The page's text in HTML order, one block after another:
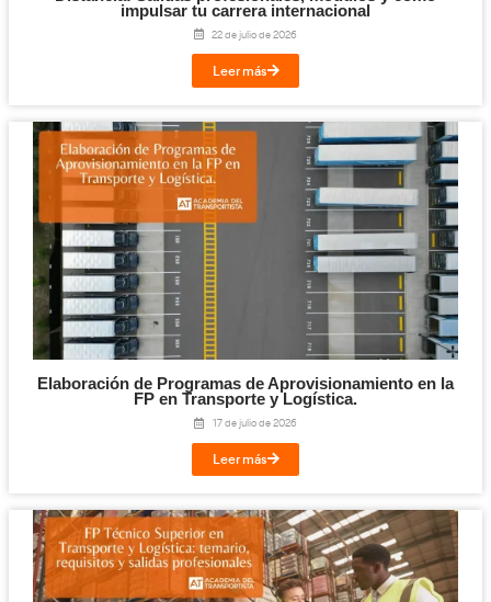
Competencia Profesional para el
Mercancías y Viajeros: qué es, requisitos y
el examen en 2026
30 de julio de 2026
Leer más